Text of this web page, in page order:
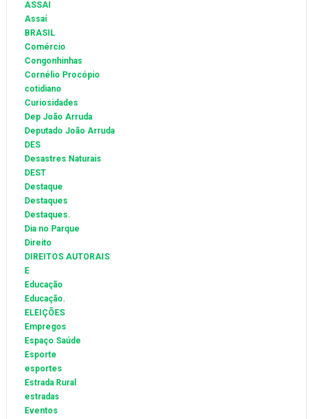
ASSAI
Assaí
BRASIL
Comércio
Congonhinhas
Cornélio Procópio
cotidiano
Curiosidades
Dep João Arruda
Deputado João Arruda
DES
Desastres Naturais
DEST
Destaque
Destaques
Destaques.
Dia no Parque
Direito
DIREITOS AUTORAIS
E
Educação
Educação.
ELEIÇÕES
Empregos
Espaço Saúde
Esporte
esportes
Estrada Rural
estradas
Eventos